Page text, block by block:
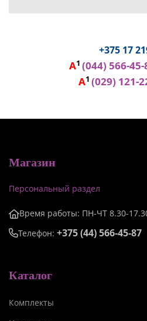
+375 17
A1 (044) 566-45-
A1 (029) 121-
Магазин
Персональный раздел
Время работы: ПН-ЧТ 8.30-
Телефон: +375 (44) 566-45-87
Каталог
Комплекты